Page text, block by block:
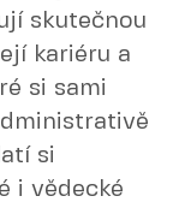
skutečnou
kariéru a
si sami
si
i vědecké